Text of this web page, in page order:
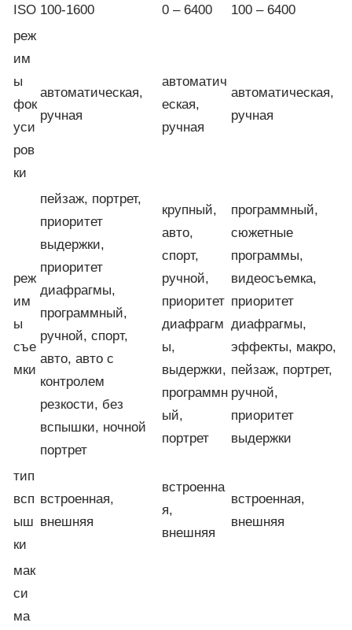
ISO 100-1600 0 – 6400
100 – 6400
реж
им
ы
фок
уси
ров
ки
автоматическая,
ручная
автоматич
еская,
ручная
автоматическая,
ручная
реж
им
ы
съе
мки
пейзаж, портрет,
приоритет
выдержки,
приоритет
диафрагмы,
программный,
ручной, спорт,
авто, авто с
контролем
резкости, без
вспышки, ночной
портрет
крупный,
авто,
спорт,
ручной,
приоритет
диафрагм
ы,
выдержки,
программн
ый,
портрет
программный,
сюжетные
программы,
видеосъемка,
приоритет
диафрагмы,
эффекты, макро,
пейзаж, портрет,
ручной,
приоритет
выдержки
тип
всп
ыш
ки
встроенная,
внешняя
встроенна
я,
внешняя
встроенная,
внешняя
мак
си
ма